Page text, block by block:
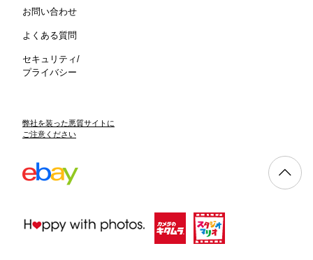
お問い合わせ
よくある質問
セキュリティ/
プライバシー
弊社を装った悪質サイトに
ご注意ください